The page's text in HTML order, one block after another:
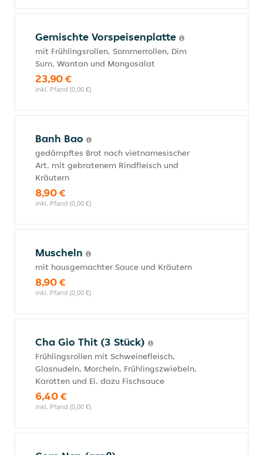
Gemischte Vorspeisenplatte
mit Frühlingsrollen, Sommerrollen, Dim
Sum, Wantan und Mangosalat
23,90 €
inkl. Pfand (0,00 €)
Banh Bao
gedämpftes Brot nach vietnamesischer
Art, mit gebratenem Rindfleisch und
Kräutern
8,90 €
inkl. Pfand (0,00 €)
Muscheln
mit hausgemachter Sauce und Kräutern
8,90 €
inkl. Pfand (0,00 €)
Cha Gio Thit (3 Stück)
Frühlingsrollen mit Schweinefleisch,
Glasnudeln, Morcheln, Frühlingszwiebeln,
Karotten und Ei, dazu Fischsauce
6,40 €
inkl. Pfand (0,00 €)